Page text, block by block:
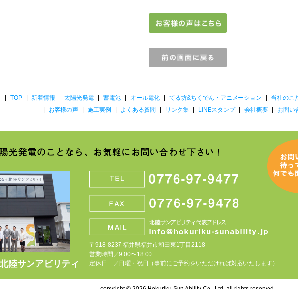
陸サンアビリティ
〒918-8237 福井県福井市和田東1丁目2118
営業時間／9:00〜18:00
定休日 ／日曜・祝日（事前にご予約をいただければ対応いたします）
| TOP | 新着情報 | 太陽光発電 | 蓄電池 | オール電化 | てる坊&ちくでん・アニメーション |
当社のこ
|
お客様の声 | 施工実例 | よくある質問 | リンク集 | LINEスタンプ | 会社概要 | お問い